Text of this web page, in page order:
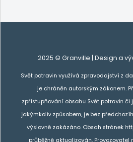
2025 © Granville | Design a
Svět potravin využívá zpravodajství z
je chráněn autorským zákonem.
zpřístupňování obsahu Svět potravin či
jakýmkoliv způsobem, je bez
výslovně zakázáno. Obsah stránek
průběžně aktualizován.